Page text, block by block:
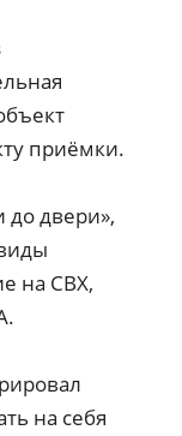
приёмки.
до двери»,
на СВХ,
на себя